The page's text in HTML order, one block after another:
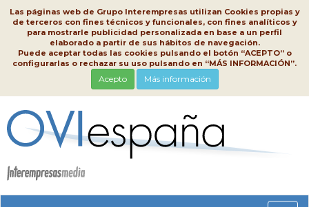
Las páginas web de Grupo Interempresas utilizan Cookies propias y
de terceros con fines técnicos y funcionales, con fines analíticos y
para mostrarle publicidad personalizada en base a un perfil
elaborado a partir de sus hábitos de navegación.
Puede aceptar todas las cookies pulsando el botón “ACEPTO” o
configurarlas o rechazar su uso pulsando en “MÁS INFORMACIÓN”.
Acepto Más información